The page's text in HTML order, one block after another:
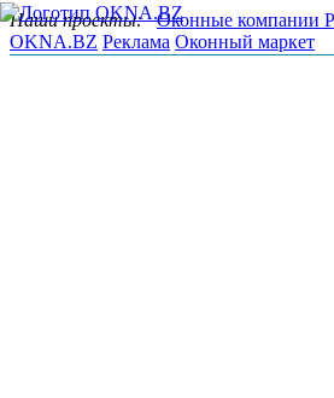
Наши проекты:Оконные компании
OKNA.BZ Реклама Оконный маркет